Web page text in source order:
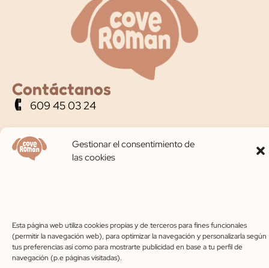
Gestionar el consentimiento de
las cookies
Esta página web utiliza cookies propias y de terceros para fines funcionales
(permitir la navegación web), para optimizar la navegación y personalizarla según
tus preferencias así como para mostrarte publicidad en base a tu perfil de
navegación (p.e páginas visitadas).
Contáctanos
609 45 03 24
coveroman@gmail.com
C. Pinarejo, 49, 40320 Cantalejo, Segovia